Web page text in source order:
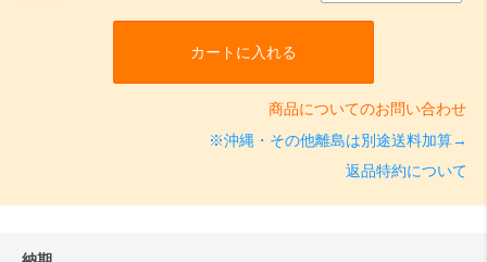
カートに入れる
商品についてのお問い合わせ
※沖縄・その他離島は別途送料加算→
返品特約について